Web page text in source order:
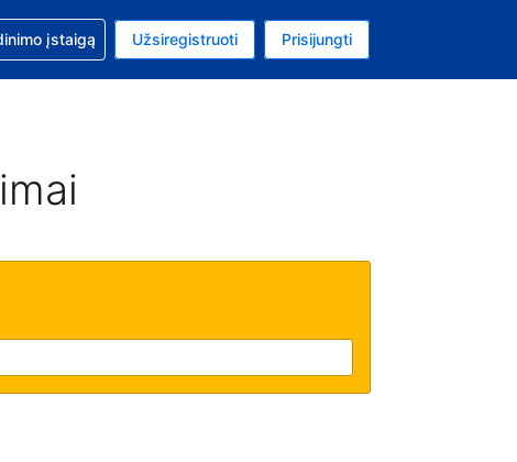
Jungtinių Valstijų doleris
kalba: Lietuvių
įstaigą Užsiregistruoti Prisijungti